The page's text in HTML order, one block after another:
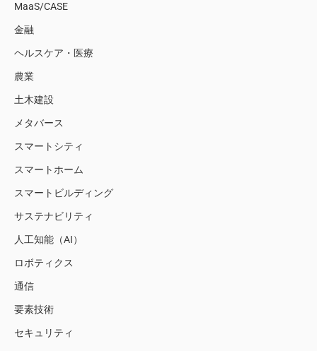
MaaS/CASE
金融
ヘルスケア・医療
農業
土木建設
メタバース
スマートシティ
スマートホーム
スマートビルディング
サステナビリティ
人工知能（AI）
ロボティクス
通信
要素技術
セキュリティ